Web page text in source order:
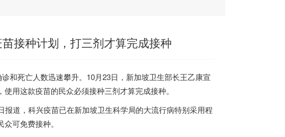
接种计划，打三剂才算完成接种
和死亡人数迅速攀升。10月23日， 新加坡卫生部长王乙康宣
用这款疫苗的民众必须接种三剂才算完成接种。
报道，科兴疫苗已在新加坡卫生科学局的大流行病特别采用程
众可免费接种。